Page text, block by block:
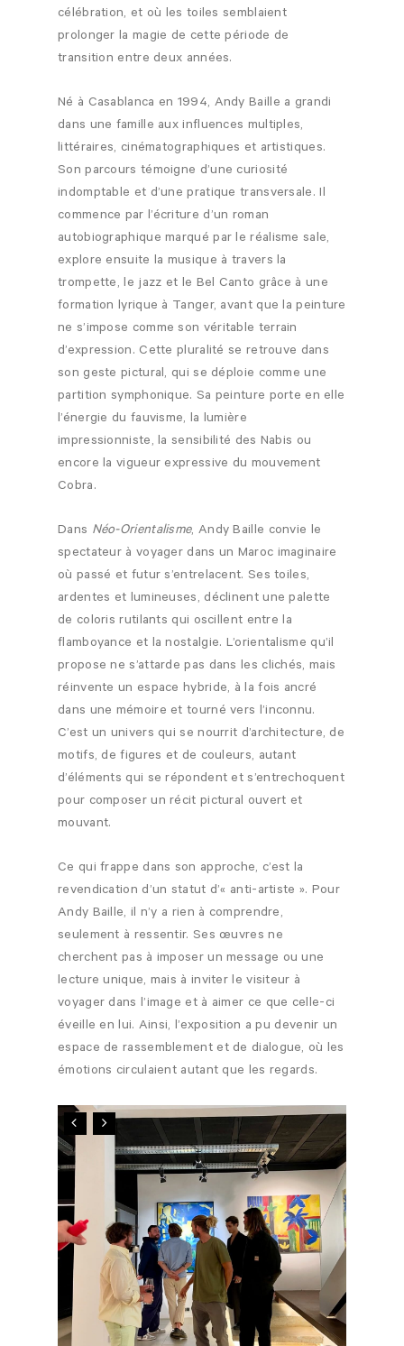
célébration, et où les toiles semblaient
prolonger la magie de cette période de
transition entre deux années.
Né à Casablanca en 1994, Andy Baille a grandi
dans une famille aux influences multiples,
littéraires, cinématographiques et artistiques.
Son parcours témoigne d’une curiosité
indomptable et d’une pratique transversale. Il
commence par l’écriture d’un roman
autobiographique marqué par le réalisme sale,
explore ensuite la musique à travers la
trompette, le jazz et le Bel Canto grâce à une
formation lyrique à Tanger, avant que la peinture
ne s’impose comme son véritable terrain
d’expression. Cette pluralité se retrouve dans
son geste pictural, qui se déploie comme une
partition symphonique. Sa peinture porte en elle
l’énergie du fauvisme, la lumière
impressionniste, la sensibilité des Nabis ou
encore la vigueur expressive du mouvement
Cobra.
Dans Néo-Orientalisme, Andy Baille convie le
spectateur à voyager dans un Maroc imaginaire
où passé et futur s’entrelacent. Ses toiles,
ardentes et lumineuses, déclinent une palette
de coloris rutilants qui oscillent entre la
flamboyance et la nostalgie. L’orientalisme qu’il
propose ne s’attarde pas dans les clichés, mais
réinvente un espace hybride, à la fois ancré
dans une mémoire et tourné vers l’inconnu.
C’est un univers qui se nourrit d’architecture, de
motifs, de figures et de couleurs, autant
d’éléments qui se répondent et s’entrechoquent
pour composer un récit pictural ouvert et
mouvant.
Ce qui frappe dans son approche, c’est la
revendication d’un statut d’« anti-artiste ». Pour
Andy Baille, il n’y a rien à comprendre,
seulement à ressentir. Ses œuvres ne
cherchent pas à imposer un message ou une
lecture unique, mais à inviter le visiteur à
voyager dans l’image et à aimer ce que celle-ci
éveille en lui. Ainsi, l’exposition a pu devenir un
espace de rassemblement et de dialogue, où les
émotions circulaient autant que les regards.